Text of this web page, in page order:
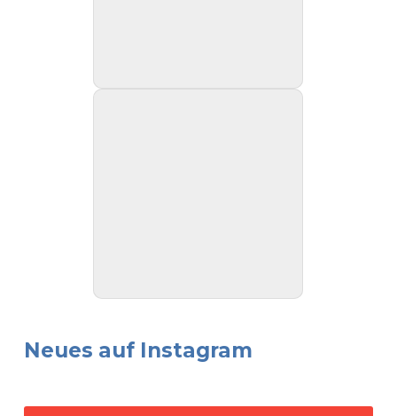
Neues auf Instagram